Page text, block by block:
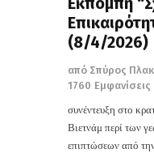
(8/4/2026)
από Σπύρος
1760 Εμφανίσεις
συνέντευξη στο
Βιετνάμ περί των
επιπτώσεων από